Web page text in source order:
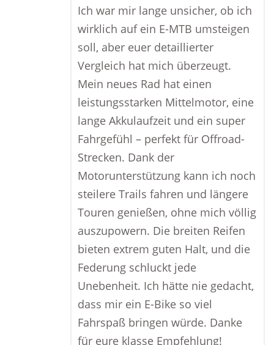
Ich war mir lange unsicher, ob ich
wirklich auf ein E-MTB umsteigen
soll, aber euer detaillierter
Vergleich hat mich überzeugt.
Mein neues Rad hat einen
leistungsstarken Mittelmotor, eine
lange Akkulaufzeit und ein super
Fahrgefühl – perfekt für Offroad-
Strecken. Dank der
Motorunterstützung kann ich noch
steilere Trails fahren und längere
Touren genießen, ohne mich völlig
auszupowern. Die breiten Reifen
bieten extrem guten Halt, und die
Federung schluckt jede
Unebenheit. Ich hätte nie gedacht,
dass mir ein E-Bike so viel
Fahrspaß bringen würde. Danke
für eure klasse Empfehlung!